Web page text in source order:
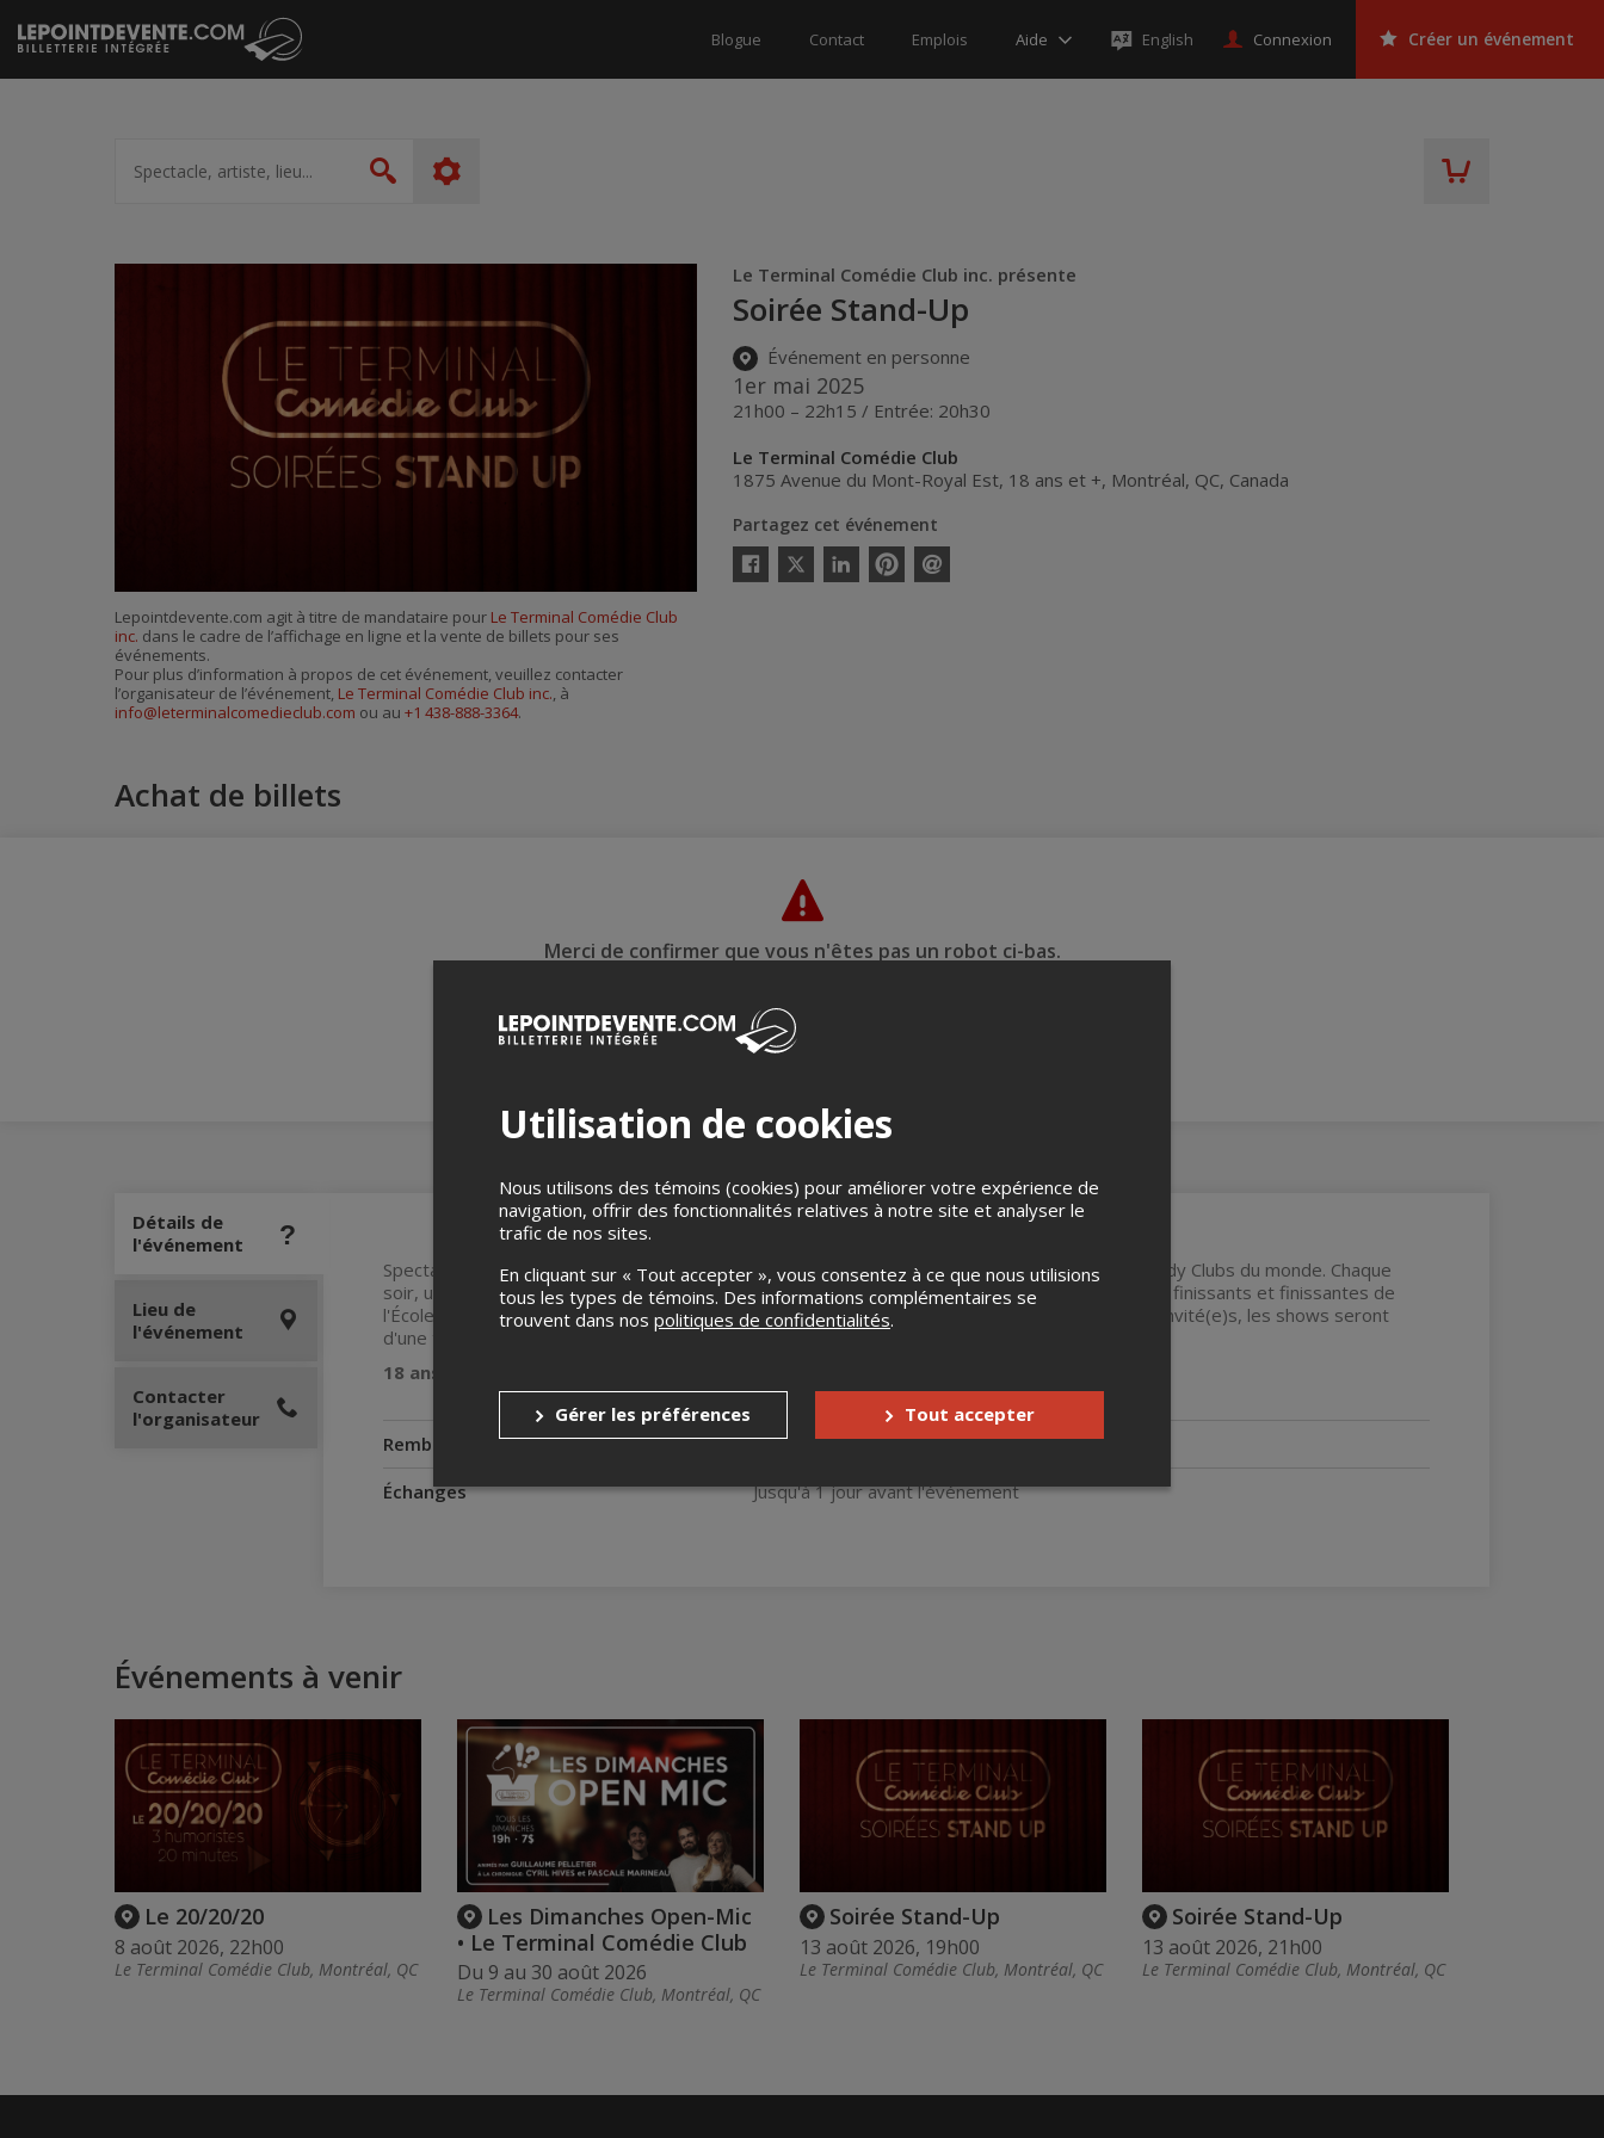
Passer
au
contenu
Blogue Contact Emplois Aide English Connexion Créer un événement
artiste,
lieu...
Rechercher
Le Terminal Comédie Club inc. présente
Soirée Stand-Up
Événement en personne
1er mai 2025
21h00 – 22h15 / Entrée: 20h30
Le Terminal Comédie Club
1875 Avenue du Mont-Royal Est, 18 ans et +, Montréal, QC, Canada
Partagez cet événement
Facebook
Twitter
LinkedinPinterestEnvoyer
Lepointdevente.com agit à titre de mandataire pour Le Terminal Comédie Club
inc. dans le cadre de l’affichage en ligne et la vente de billets pour ses
événements.
Pour plus d’information à propos de cet événement, veuillez contacter
l’organisateur de l’événement, Le Terminal Comédie Club inc., à
info@leterminalcomedieclub.com ou au +1 438-888-3364.
Achat de billets
Merci de confirmer que vous n'êtes pas un robot ci-bas.
Détails de
l'événement
Spectacle d'humour typique " à l'américaine", comme on les retrouve dans les plus grands Comedy Clubs du monde. Chaque
soir, un animateur ou une animatrice reçoit au moins 3 humoristes allant des plus populaires aux finissants et finissantes de
l'École nationale l'humour. Une chose est certaine, que vous connaissiez ou non les humoristes invité(e)s, les shows seront
d'une très grande qualité!
18 ans et plus
Remboursements
Jusqu'à 7 jours avant l'événement
Échanges
Jusqu'à 1 jour avant l'événement
Lieu de
l'événement
Contacter
l'organisateur
Événements à venir
Le 20/20/20
8 août 2026, 22h00
Le Terminal Comédie Club, Montréal, QC
Les Dimanches Open-Mic
• Le Terminal Comédie Club
Du 9 au 30 août 2026
Le Terminal Comédie Club, Montréal, QC
Soirée Stand-Up
13 août 2026, 19h00
Le Terminal Comédie Club, Montréal, QC
Soirée Stand-Up
13 août 2026, 21h00
Le Terminal Comédie Club, Montréal, QC
Utilisation de cookies
Nous utilisons des témoins (cookies) pour améliorer votre expérience de
navigation, offrir des fonctionnalités relatives à notre site et analyser le
trafic de nos sites.
En cliquant sur « Tout accepter », vous consentez à ce que nous utilisions
tous les types de témoins. Des informations complémentaires se
trouvent dans nos politiques de confidentialités.
Gérer les préférences Tout accepter